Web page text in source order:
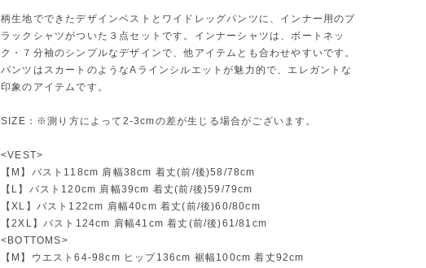
柄生地でできたデザインベストとワイドレッグパンツに、インナー用のブ
ラックシャツがついた３点セットです。インナーシャツは、ボートネッ
ク・７分袖のシンプルなデザインで、他アイテムとも合わせやすいです。
パンツはスカートのようなAラインシルエットが魅力的で、エレガントな
印象のアイテムです。
SIZE：※測り方によって2-3cmの差が生じる場合がございます。
<VEST>
【M】バスト118cm 肩幅38cm 着丈(前/後)58/78cm
【L】バスト120cm 肩幅39cm 着丈(前/後)59/79cm
【XL】バスト122cm 肩幅40cm 着丈(前/後)60/80cm
【2XL】バスト124cm 肩幅41cm 着丈(前/後)61/81cm
<BOTTOMS>
【M】ウエスト64-98cm ヒップ136cm 裾幅100cm 着丈92cm